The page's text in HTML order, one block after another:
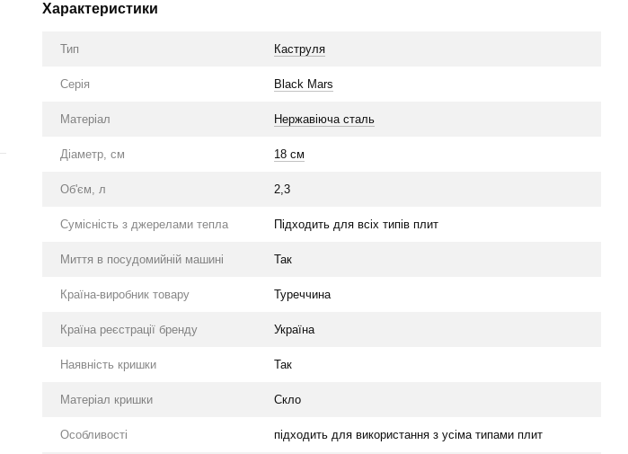
Характеристики
Тип Каструля
Серія Black Mars
Матеріал Нержавіюча сталь
Діаметр, см 18 см
Об'єм, л 2,3
Сумісність з джерелами тепла Підходить для всіх типів плит
Миття в посудомийній машині Так
Країна-виробник товару Туреччина
Країна реєстрації бренду Україна
Наявність кришки Так
Матеріал кришки Скло
Особливості підходить для використання з усіма типами плит